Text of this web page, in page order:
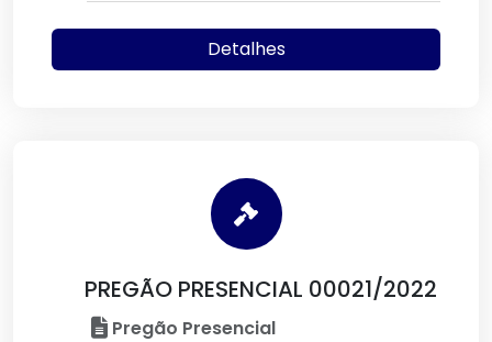
Detalhes
PREGÃO PRESENCIAL 00021/2022
Pregão Presencial